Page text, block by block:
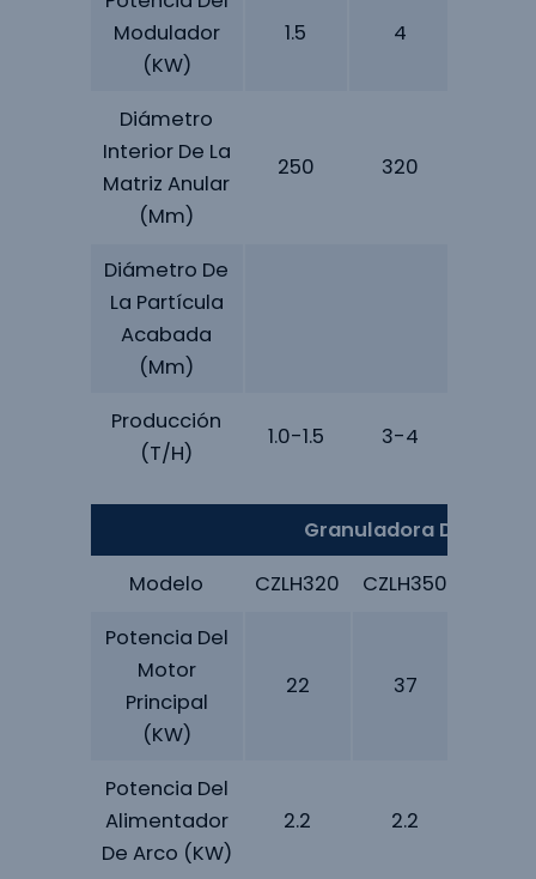
Modulador
(kW)
1.5 4
Diámetro
Interior De La
Matriz Anular
(mm)
250 320
Diámetro De
La Partícula
Acabada
(mm)
Producción
(T/H)
1.0-1.5 3-4
Granuladora De
Modelo
CZLH320 CZLH350
Potencia Del
Motor
Principal
(kW)
22 37
Potencia Del
Alimentador
De Arco (kW)
2.2 2.2